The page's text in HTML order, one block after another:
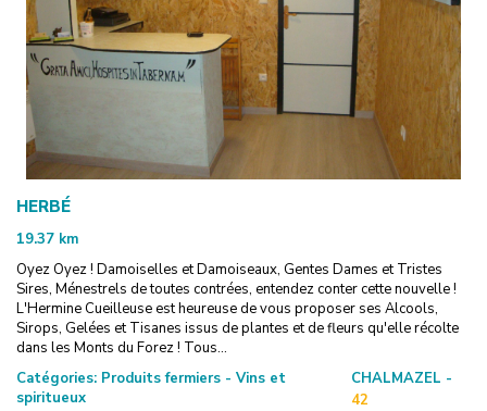
HERBÉ
19.37 km
Oyez Oyez ! Damoiselles et Damoiseaux, Gentes Dames et Tristes
Sires, Ménestrels de toutes contrées, entendez conter cette nouvelle !
L'Hermine Cueilleuse est heureuse de vous proposer ses Alcools,
Sirops, Gelées et Tisanes issus de plantes et de fleurs qu'elle récolte
dans les Monts du Forez ! Tous...
Catégories: Produits fermiers - Vins et
spiritueux
CHALMAZEL -
42